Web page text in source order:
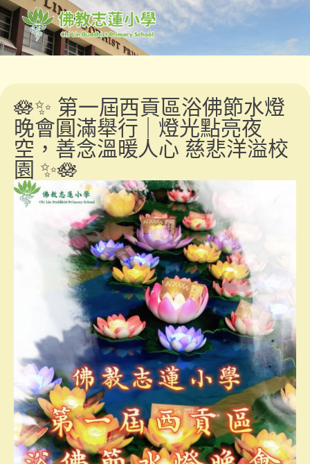
🪷✨ 第一屆西貢區浴佛節水燈
晚會圓滿舉行｜燈光點亮夜
空，善念溫暖人心 慈悲洋溢校
園 ✨🪷